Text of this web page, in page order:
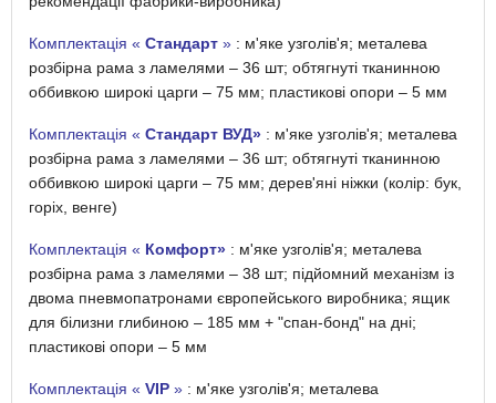
Комплектація « Стандарт » : м'яке узголів'я; металева
розбірна рама з ламелями – 36 шт; обтягнуті тканинною
оббивкою широкі царги – 75 мм; пластикові опори – 5 мм
Комплектація « Стандарт ВУД» : м'яке узголів'я; металева
розбірна рама з ламелями – 36 шт; обтягнуті тканинною
оббивкою широкі царги – 75 мм; дерев'яні ніжки (колір: бук,
горіх, венге)
Комплектація « Комфорт» : м'яке узголів'я; металева
розбірна рама з ламелями – 38 шт; підйомний механізм із
двома пневмопатронами європейського виробника; ящик
для білизни глибиною – 185 мм + "спан-бонд" на дні;
пластикові опори – 5 мм
Комплектація « VIP » : м'яке узголів'я; металева